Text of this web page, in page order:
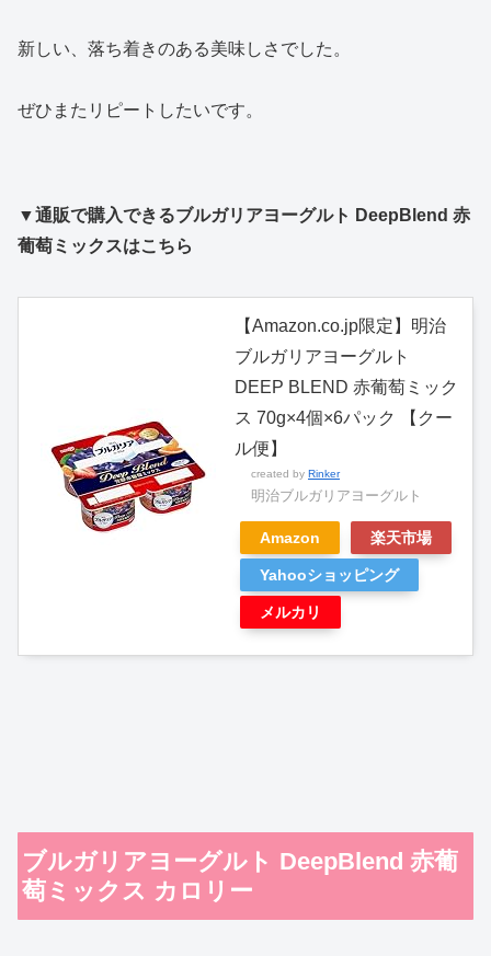
新しい、落ち着きのある美味しさでした。
ぜひまたリピートしたいです。
▼通販で購入できるブルガリアヨーグルト DeepBlend 赤
葡萄ミックスはこちら
【Amazon.co.jp限定】明治
ブルガリアヨーグルト
DEEP BLEND 赤葡萄ミック
ス 70g×4個×6パック 【クー
ル便】
created by Rinker
明治ブルガリアヨーグルト
Amazon 楽天市場
Yahooショッピング
メルカリ
ブルガリアヨーグルト DeepBlend 赤葡
萄ミックス カロリー